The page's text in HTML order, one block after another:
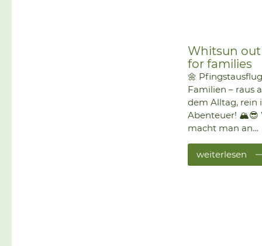
Whitsun
for families
🌼
Familien – raus
dem Alltag, rein
Abenteuer! 🏔️😎
macht man an
Pfingsten, wenn
Kids rumtoben
wollen, die
weiterlesen